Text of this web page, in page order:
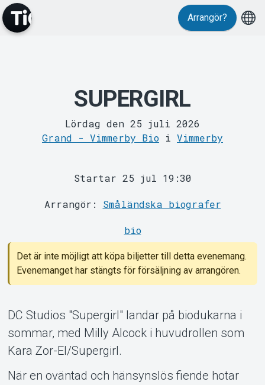
MyTickster
Support
Om Tickster
Arrangör?
SUPERGIRL
Lördag den 25 juli 2026
Grand - Vimmerby Bio i Vimmerby
Startar 25 jul 19:30
Arrangör: Småländska biografer
bio
Det är inte möjligt att köpa biljetter till detta evenemang.
Evenemanget har stängts för försäljning av arrangören.
DC Studios "Supergirl" landar på biodukarna i
sommar, med Milly Alcock i huvudrollen som
Kara Zor-El/Supergirl.
När en oväntad och hänsynslös fiende hotar